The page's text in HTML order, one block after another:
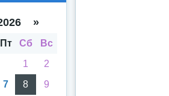
кал
аря
спи »
Пт Сб
Вс
1
2
7 8
9